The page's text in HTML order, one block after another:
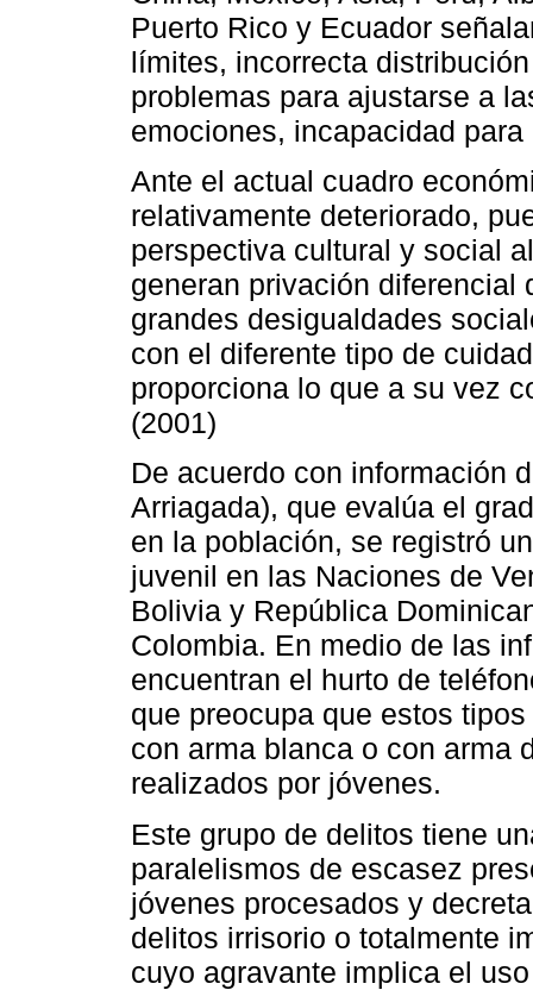
Puerto Rico y Ecuador
límites, incorrecta
problemas para ajustarse a
emociones, incapacidad para
Ante el actual cuadro
relativamente deteriorado,
perspectiva cultural y social
generan privación diferencial
grandes desigualdades
con el diferente tipo de
proporciona lo que a su vez
(2001)
De acuerdo con información
Arriagada), que evalúa el
en la población, se registró
juvenil en las Naciones de
Bolivia y República
Colombia. En medio de las
encuentran el hurto de
que preocupa que estos
con arma blanca o con arma
realizados por jóvenes.
Este grupo de delitos tiene
paralelismos de escasez
jóvenes procesados y
delitos irrisorio o totalmente
cuyo agravante implica el